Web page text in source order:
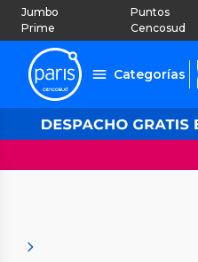
Jumbo
Prime
Puntos
Cencosud
Categorías